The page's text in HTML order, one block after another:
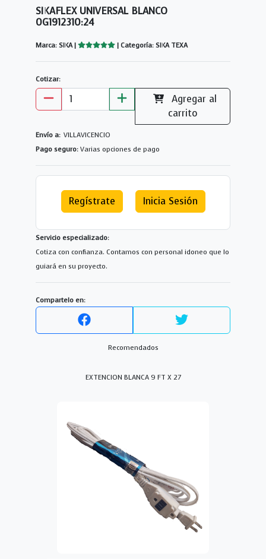
SIKAFLEX UNIVERSAL BLANCO
0G1912310:24
Marca: SIKA | | Categoría: SIKA TEXA
Cotizar:
Agregar al
carrito
Envío a: VILLAVICENCIO
Pago seguro: Varias opciones de pago
Regístrate Inicia Sesión
Servicio especializado:
Cotiza con confianza. Contamos con personal idoneo que lo
guiará en su proyecto.
Compartelo en:
Recomendados
EXTENCION BLANCA 9 FT X 27